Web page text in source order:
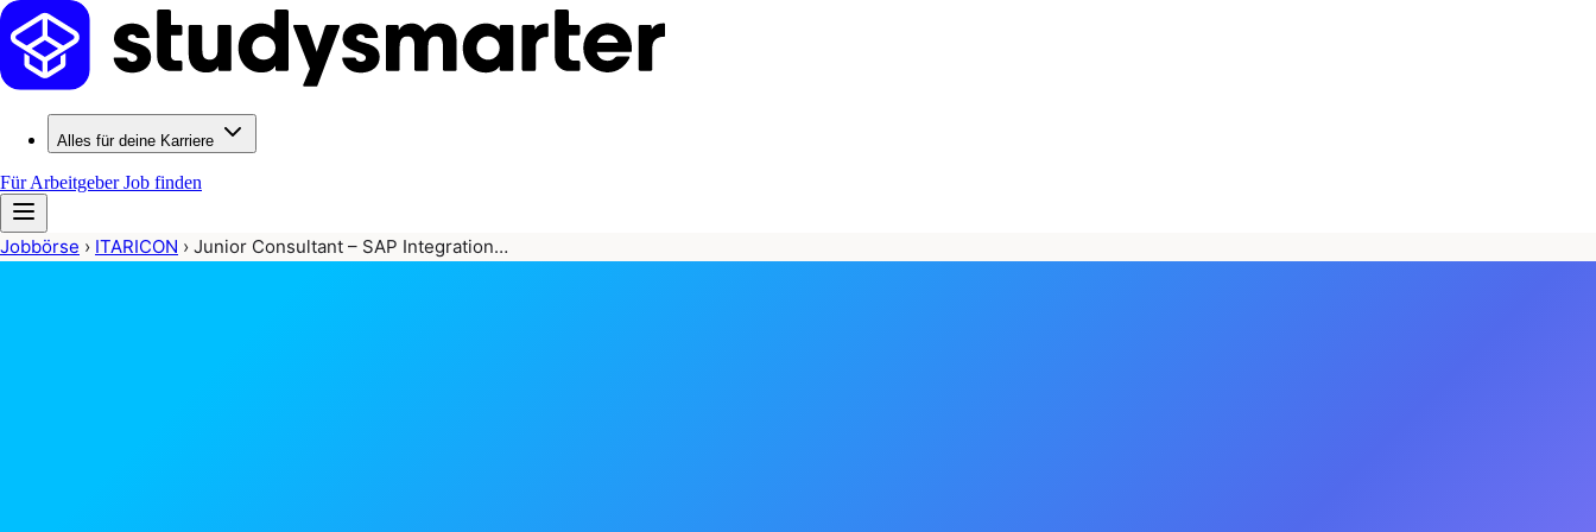
Alles für deine Karriere
Für ArbeitgeberJob finden
Jobbörse › ITARICON › Junior Consultant – SAP Integration…